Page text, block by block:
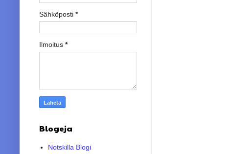
Sähköposti *
Ilmoitus *
Blogeja
Notskilla Blogi